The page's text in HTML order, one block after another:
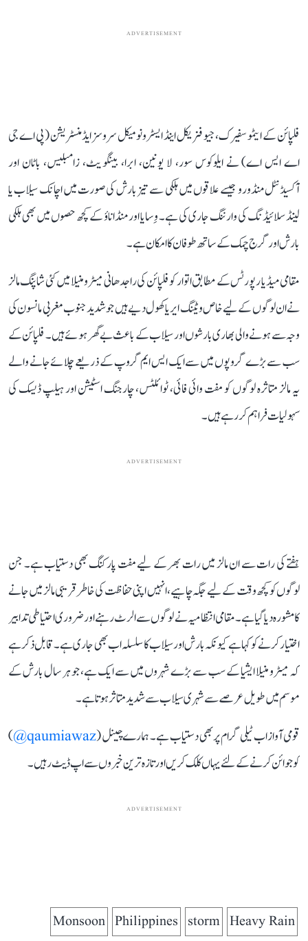
ADVERTISEMENT
فلپائن کے ایٹموسفیرک، جیو فزیکل اینڈ ایسٹرونومیکل سروسز ایڈمنسٹریشن (پی اے جی
اے ایس اے) نے ایلوکوس سور، لا یونین، ابرا، بینگویٹ، زامبلیس، باٹان اور
آکسیڈنٹل منڈورو جیسے علاقوں میں ہلکی سے تیز بارش کی صورت میں اچانک سیلاب یا
لینڈ سلائیڈنگ کی وارننگ جاری کی ہے۔ وِسایا اور منڈاناؤ کے کچھ حصوں میں بھی ہلکی
بارش اور گرج چمک کے ساتھ طوفان کا امکان ہے۔
مقامی میڈیا رپورٹس کے مطابق اتوار کو فلپائن کی راجدھانی میٹرو منیلا میں کئی شاپنگ مالز
نے ان لوگوں کے لیے خاص ویٹنگ ایریا کھول دیے ہیں جو شدید جنوب مغربی مانسون کی
وجہ سے ہونے والی بھاری بارشوں اور سیلاب کے باعث بے گھر ہوئے ہیں۔ فلپائن کے
سب سے بڑے گروپوں میں سے ایک ایس ایم گروپ کے ذریعے چلائے جانے والے
یہ مالز متاثرہ لوگوں کو مفت وائی فائی، ٹوائلٹس، چارجنگ اسٹیشن اور ہیلپ ڈیسک کی
سہولیات فراہم کر رہے ہیں۔
ADVERTISEMENT
ہفتے کی رات سے ان مالز میں رات بھر کے لیے مفت پارکنگ بھی دستیاب ہے۔ جن
لوگوں کو کچھ وقت کے لیے جگہ چاہیے، انہیں اپنی حفاظت کی خاطر قریبی مالز میں جانے
کا مشورہ دیا گیا ہے۔ مقامی انتظامیہ نے لوگوں سے الرٹ رہنے اور ضروری احتیاطی تدابیر
اختیار کرنے کو کہا ہے کیونکہ بارش اور سیلاب کا سلسلہ اب بھی جاری ہے۔ قابل ذکر ہے
کہ میٹرو منیلا ایشیا کے سب سے بڑے شہروں میں سے ایک ہے، جو ہر سال بارش کے
موسم میں طویل عرصے سے شہری سیلاب سے شدید متاثر ہوتا ہے۔
قومی آواز اب ٹیلی گرام پر بھی دستیاب ہے۔ ہمارے چینل (qaumiawaz@
)
کو جوائن کرنے کے لئے یہاں کلک کریں اور تازہ ترین خبروں سے اپ ڈیٹ رہیں۔
ADVERTISEMENT
Heavy Rain
storm
Philippines
Monsoon